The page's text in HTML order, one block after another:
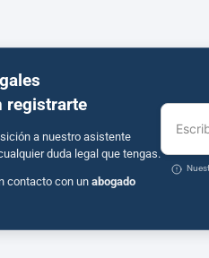
registrarte
a nuestro asistente
duda legal que tengas.
contacto con un abogado